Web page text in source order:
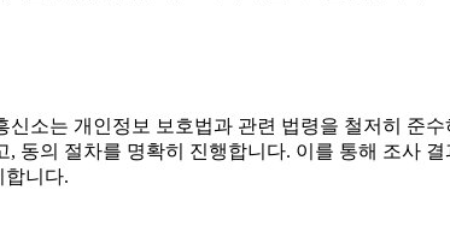
소는 개인정보 보호법과 관련 법령을 철저히 준
동의 절차를 명확히 진행합니다. 이를 통해 조사
합니다.